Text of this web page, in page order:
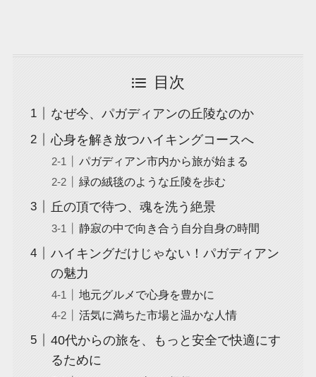
目次
なぜ今、パガディアンの丘陵なのか
心身を解き放つハイキングコースへ
パガディアン市内から旅が始まる
緑の絨毯のような丘陵を歩む
丘の頂で待つ、魂を洗う絶景
静寂の中で向き合う自分自身の時間
ハイキングだけじゃない！パガディアン
の魅力
地元グルメで心身を豊かに
活気に満ちた市場と温かな人情
40代からの旅を、もっと安全で快適にす
るために